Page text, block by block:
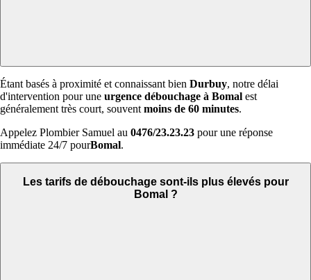
Étant basés à proximité et connaissant bien Durbuy, notre délai
d'intervention pour une urgence débouchage à Bomal est
généralement très court, souvent moins de 60 minutes.
Appelez Plombier Samuel au 0476/23.23.23 pour une réponse
immédiate 24/7 pourBomal.
Les tarifs de débouchage sont-ils plus élevés pour
Bomal ?